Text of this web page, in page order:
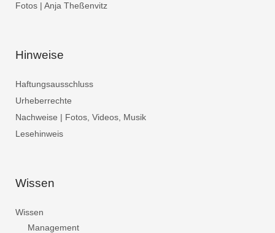
Fotos | Anja Theßenvitz
Hinweise
Haftungsausschluss
Urheberrechte
Nachweise | Fotos, Videos, Musik
Lesehinweis
Wissen
Wissen
Management